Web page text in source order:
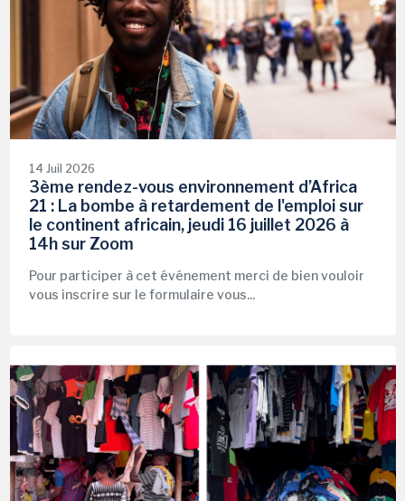
14 Juil 2026
3ème rendez-vous environnement d’Africa
21 : La bombe à retardement de l'emploi sur
le continent africain, jeudi 16 juillet 2026 à
14h sur Zoom
Pour participer à cet événement merci de bien vouloir
vous inscrire sur le formulaire vous...